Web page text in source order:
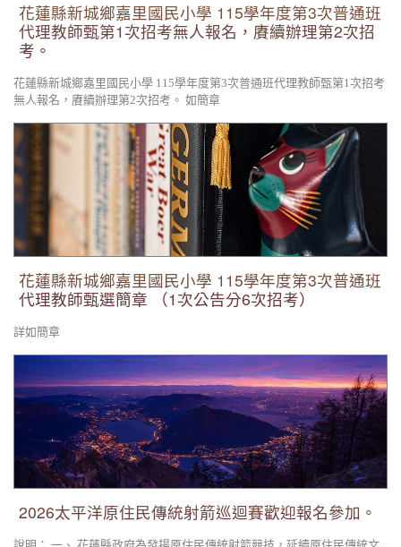
花蓮縣新城鄉嘉里國民小學 115學年度第3次普通班
代理教師甄第1次招考無人報名，賡續辦理第2次招
考。
花蓮縣新城鄉嘉里國民小學 115學年度第3次普通班代理教師甄第1次招考
無人報名，賡續辦理第2次招考。 如簡章
花蓮縣新城鄉嘉里國民小學 115學年度第3次普通班代理教師甄
選簡章 （1次公告分6次招考）
花蓮縣新城鄉嘉里國民小學 115學年度第3次普通班
代理教師甄選簡章 （1次公告分6次招考）
詳如簡章
2026太平洋原住民傳統射箭巡迴賽歡迎報名參加。
2026太平洋原住民傳統射箭巡迴賽歡迎報名參加。